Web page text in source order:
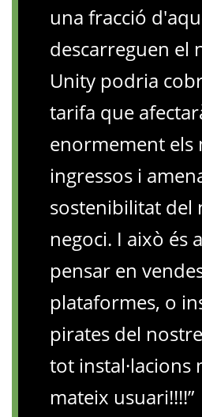
una fracció
descarreguen el
Unity podria
tarifa que
enormement els
ingressos i
sostenibilitat del
negoci. I això és
pensar en
plataformes, o
pirates del
tot instal·lacions
mateix usuari!!!!”